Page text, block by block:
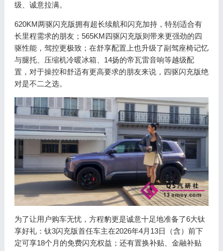
级、诚意拉满。
620KM两驱闪充版拥有超长续航和闪充加持，特别适合有
长里程需求的朋友；565KM四驱闪充版则带来更强劲的四
驱性能，驾控更极致；在舒享配置上也升级了副驾座椅记忆
与腿托、压缩机冷暖冰箱、14扬的帝瓦雷音响等越级配
置，对于操控和舒适有更高要求的朋友来说，四驱闪充版绝
对是不二之选。
为了让用户购车无忧，方程豹更是诚意十足地准备了6大钛
享好礼：钛3闪充版首任车主在2026年4月13日（含）前下
定可享18个月的免费闪充权益；还有置换补贴、金融补贴